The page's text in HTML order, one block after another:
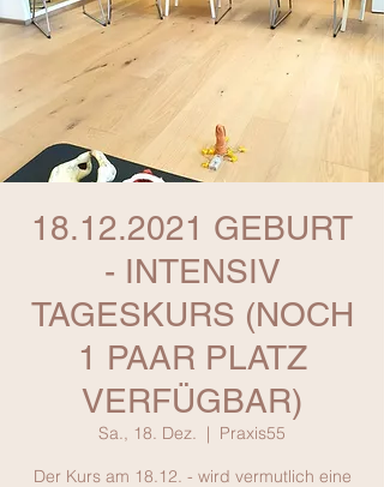
18.12.2021 GEBURT
- INTENSIV
TAGESKURS (NOCH
1 PAAR PLATZ
VERFÜGBAR)
Sa., 18. Dez.
  |
Praxis55
Der Kurs am 18.12. - wird vermutlich eine